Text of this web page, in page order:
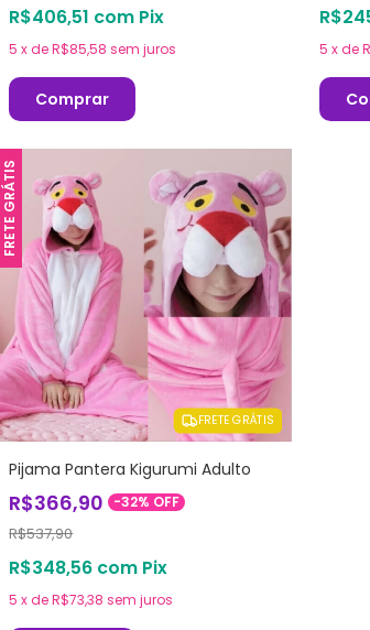
R$406,51 com Pix
5 xdeR$85,58 sem juros
Comprar
5 xde
FRETE GRÁTIS
FRETE GRÁTIS
Pijama Pantera Kigurumi Adulto
R$366,90 -32% OFF
R$537,90
R$348,56 com Pix
5 xdeR$73,38 sem juros